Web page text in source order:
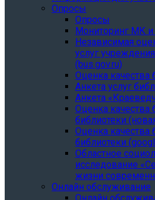
Опросы
Опросы
Мониторинг МК
Независимая
услуг
(bus.gov.ru)
Оценка качества
Анкета услуг
Анкета
Oценка качества
библиотеки
Oценка качества
библиотеки
Областное
исследование
жизни
Онлайн обслуживание